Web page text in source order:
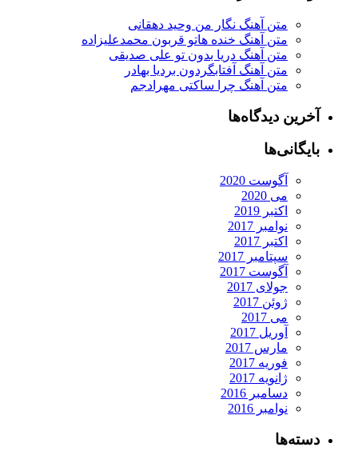
متن آهنگ نگار من وحید دهقانی
متن آهنگ خنده هاتو قربون محمدعلیزاده
متن آهنگ دریا بدون تو علی صدیقی
متن آهنگ آفتابگردون بردیا بهادر
متن آهنگ چرا ساکتی مهرادجم
آخرین دیدگاه‌ها
بایگانی‌ها
آگوست 2020
می 2020
اکتبر 2019
نوامبر 2017
اکتبر 2017
سپتامبر 2017
آگوست 2017
جولای 2017
ژوئن 2017
می 2017
آوریل 2017
مارس 2017
فوریه 2017
ژانویه 2017
دسامبر 2016
نوامبر 2016
دسته‌ها